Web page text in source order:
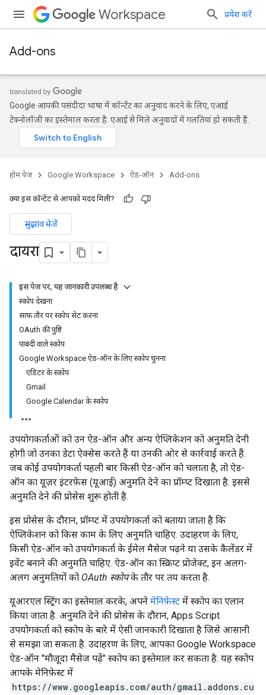
Workspace प्रवेश करें
Add-ons
Google आपकी पसंदीदा भाषा में कॉन्टेंट का अनुवाद करने के लिए, एआई
टेक्नोलॉजी का इस्तेमाल करता है. एआई से मिले अनुवादों में गलतियां हो सकती हैं.
होम पेज Google Workspace ऐड-ऑन Add-ons
क्या इस कॉन्टेंट से आपको मदद मिली?
सुझाव भेजें
दायरा
इस पेज पर, यह जानकारी उपलब्ध है
स्कोप देखना
साफ़ तौर पर स्कोप सेट करना
OAuth की पुष्टि
पाबंदी वाले स्कोप
Google Workspace ऐड-ऑन के लिए स्कोप चुनना
एडिटर के स्कोप
Gmail
Google Calendar के स्कोप
उपयोगकर्ताओं को उन ऐड-ऑन और अन्य ऐप्लिकेशन को अनुमति देनी
होगी जो उनका डेटा ऐक्सेस करते हैं या उनकी ओर से कार्रवाई करते हैं.
जब कोई उपयोगकर्ता पहली बार किसी ऐड-ऑन को चलाता है, तो ऐड-
ऑन का यूज़र इंटरफ़ेस (यूआई) अनुमति देने का प्रॉम्प्ट दिखाता है. इससे
अनुमति देने की प्रोसेस शुरू होती है.
इस प्रोसेस के दौरान, प्रॉम्प्ट में उपयोगकर्ता को बताया जाता है कि
ऐप्लिकेशन को किस काम के लिए अनुमति चाहिए. उदाहरण के लिए,
किसी ऐड-ऑन को उपयोगकर्ता के ईमेल मैसेज पढ़ने या उसके कैलेंडर में
इवेंट बनाने की अनुमति चाहिए. ऐड-ऑन का स्क्रिप्ट प्रोजेक्ट, इन अलग-
अलग अनुमतियों को OAuth स्कोपके तौर पर तय करता है.
यूआरएल स्ट्रिंग का इस्तेमाल करके, अपने मेनिफ़ेस्ट में स्कोप का एलान
किया जाता है. अनुमति देने की प्रोसेस के दौरान, Apps Script
उपयोगकर्ता को स्कोप के बारे में ऐसी जानकारी दिखाता है जिसे आसानी
से समझा जा सकता है. उदाहरण के लिए, आपका Google Workspace
ऐड-ऑन "मौजूदा मैसेज पढ़ें" स्कोप का इस्तेमाल कर सकता है. यह स्कोप
आपके मेनिफ़ेस्ट में
https://www.googleapis.com/auth/gmail.addons.cu